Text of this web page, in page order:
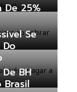
25%
Se
BH
Brasil